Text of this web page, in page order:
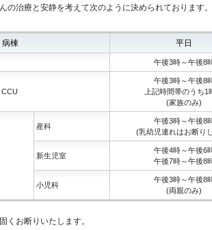
の治療と安静を考えて次のように決められております。
病棟 平日
午後3時～午後8
午後3時～午後8
上記時間帯のうち1
(家族のみ)
産科
午後3時～午後8
(乳幼児連れはお断り
新生児室
午後4時～午後6
午後7時～午後8
小児科
午後3時～午後8
(両親のみ)
くお断りいたします。